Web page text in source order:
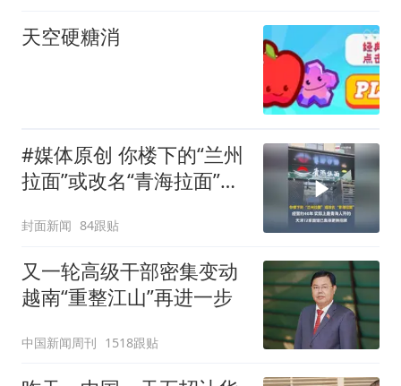
天空硬糖消
#媒体原创 你楼下的“兰州
拉面”或改名“青海拉面”，
海人开的，天津72家面馆
已集体更换招牌
封面新闻 84跟贴
又一轮高级干部密集变动
越南“重整江山”再进一步
中国新闻周刊 1518跟贴